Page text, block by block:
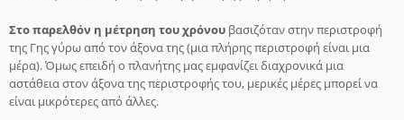
Στο παρελθόν η μέτρηση του χρόνου βασιζόταν στην περιστροφή
της Γης γύρω από τον άξονα της (μια πλήρης περιστροφή είναι μια
μέρα). Όμως επειδή ο πλανήτης μας εμφανίζει διαχρονικά μια
αστάθεια στον άξονα της περιστροφής του, μερικές μέρες μπορεί να
είναι μικρότερες από άλλες.